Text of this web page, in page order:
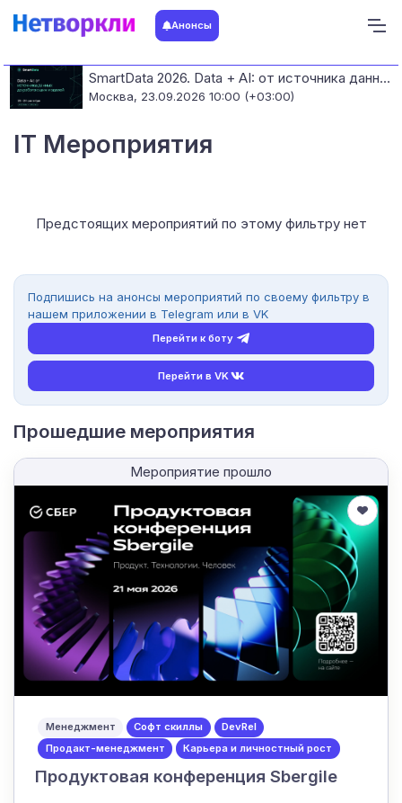
Анонсы
SmartData 2026. Data + AI: от источника данных до работающих моделей
Москва, 23.09.2026 10:00 (+03:00)
IT Мероприятия
Предстоящих мероприятий по этому фильтру нет
Подпишись на анонсы мероприятий по своему фильтру в
нашем приложении в Telegram или в VK
Перейти к боту
Перейти в VK
Прошедшие мероприятия
Мероприятие прошло
Менеджмент Софт скиллы
DevRel
Продакт-менеджмент
Карьера и личностный рост
Продуктовая конференция Sbergile